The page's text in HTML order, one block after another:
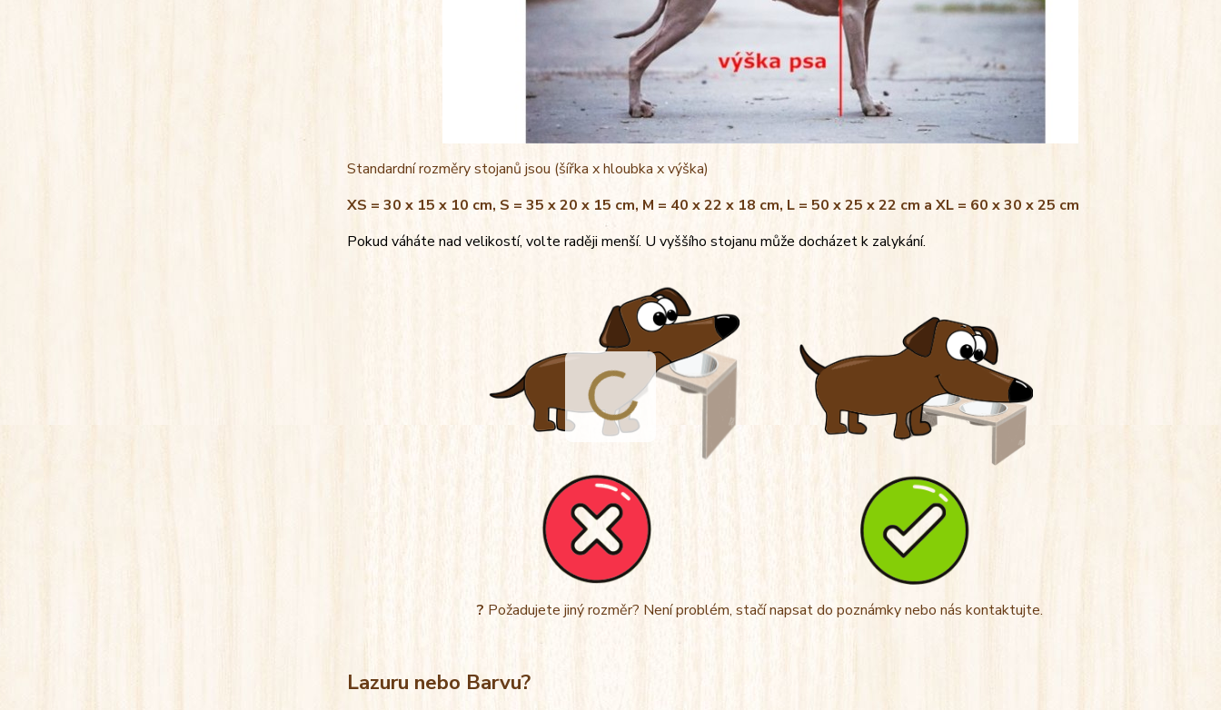
Standardní rozměry stojanů jsou (šířka x hloubka x výška)
XS = 30 x 15 x 10 cm, S = 35 x 20 x 15 cm, M = 40 x 22 x 18 cm, L = 50 x 25 x 22 cm a XL = 60 x 30 x 25 cm
Pokud váháte nad velikostí, volte raději menší. U vyššího stojanu může docházet k zalykání.
? Požadujete jiný rozměr? Není problém, stačí napsat do poznámky nebo nás kontaktujte.
Lazuru nebo Barvu?